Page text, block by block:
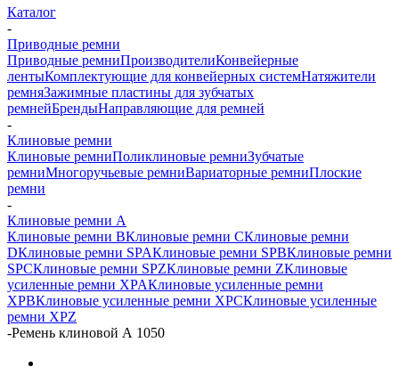
Каталог
-
Приводные ремни
Приводные ремниПроизводителиКонвейерные
лентыКомплектующие для конвейерных системНатяжители
ремняЗажимные пластины для зубчатых
ремнейБрендыНаправляющие для ремней
-
Клиновые ремни
Клиновые ремниПоликлиновые ремниЗубчатые
ремниМногоручьевые ремниВариаторные ремниПлоские
ремни
-
Клиновые ремни A
Клиновые ремни BКлиновые ремни CКлиновые ремни
DКлиновые ремни SPAКлиновые ремни SPBКлиновые ремни
SPCКлиновые ремни SPZКлиновые ремни ZКлиновые
усиленные ремни XPAКлиновые усиленные ремни
XPBКлиновые усиленные ремни XPCКлиновые усиленные
ремни XPZ
-Ремень клиновой А 1050